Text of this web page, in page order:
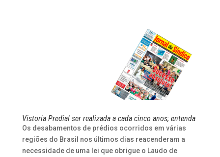
Vistoria Predial ser realizada a cada cinco anos; entenda
Os desabamentos de prédios ocorridos em várias
regiões do Brasil nos últimos dias reacenderam a
necessidade de uma lei que obrigue o Laudo de